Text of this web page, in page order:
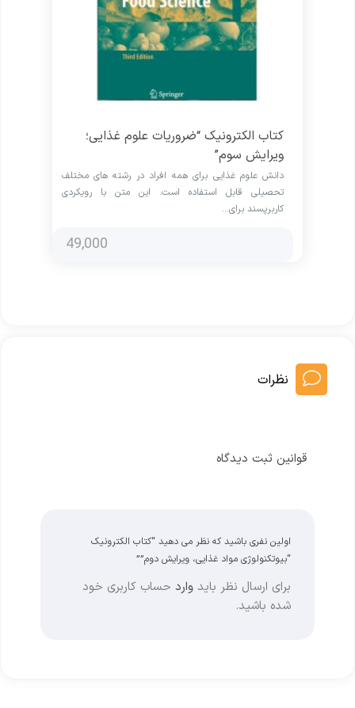
کتاب الکترونیک “ضروریات علوم غذایی؛
ویرایش سوم”
دانش علوم غذایی برای همه افراد در رشته های مختلف
تحصیلی قابل استفاده است. این متن با رویکردی
کاربرپسند برای…
49,000
نظرات
قوانین ثبت دیدگاه
اولین نفری باشید که نظر می دهید “کتاب الکترونیک
“بیوتکنولوژی مواد غذایی، ویرایش دوم””
برای ارسال نظر باید واردحساب کاربری خود
شده باشید.